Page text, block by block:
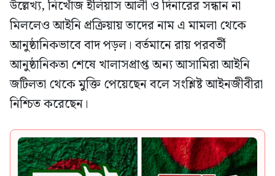
উল্লেখ্য, নিখোঁজ ইলিয়াস আলী ও দিনারের সন্ধান না
মিললেও আইনি প্রক্রিয়ায় তাদের নাম এ মামলা থেকে
আনুষ্ঠানিকভাবে বাদ পড়ল। বর্তমানে রায় পরবর্তী
আনুষ্ঠানিকতা শেষে খালাসপ্রাপ্ত অন্য আসামিরা আইনি
জটিলতা থেকে মুক্তি পেয়েছেন বলে সংশ্লিষ্ট আইনজীবীরা
নিশ্চিত করেছেন।